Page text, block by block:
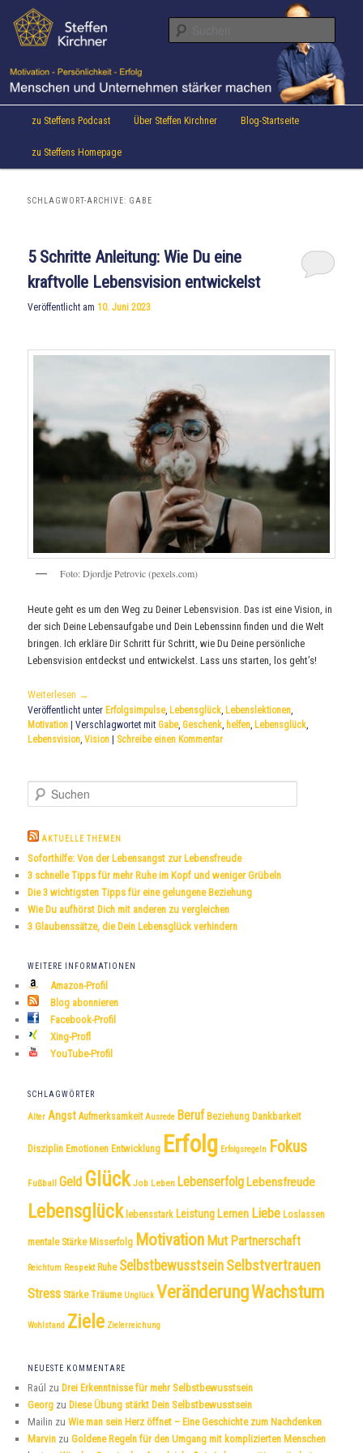
Inhalt
wechseln
sekundären
Inhalt
Steffen Kirchner Blog
Aktuelles von Speaker & Motivationstrainer Steffen Kirchner
Hauptmenü
zu Steffens Podcast Über Steffen Kirchner Blog-Startseite
zu Steffens Homepage
SCHLAGWORT-ARCHIVE: GABE
5 Schritte Anleitung: Wie Du eine
kraftvolle Lebensvision entwickelst
Veröffentlicht am10. Juni 2023
Foto: Djordje Petrovic (pexels.com)
Heute geht es um den Weg zu Deiner Lebensvision. Das ist eine Vision, in
der sich Deine Lebensaufgabe und Dein Lebenssinn finden und die Welt
bringen. Ich erkläre Dir Schritt für Schritt, wie Du Deine persönliche
Lebensvision entdeckst und entwickelst. Lass uns starten, los geht’s!
Weiterlesen →
Veröffentlicht unter Erfolgsimpulse, Lebensglück, Lebenslektionen,
Motivation
|Verschlagwortet mit Gabe,Geschenk, helfen, Lebensglück,
Lebensvision,Vision Schreibe einen Kommentar
u
h
n
AKTUELLE THEMEN
Soforthilfe: Von der Lebensangst zur Lebensfreude
3 schnelle Tipps für mehr Ruhe im Kopf und weniger Grübeln
Die 3 wichtigsten Tipps für eine gelungene Beziehung
Wie Du aufhörst Dich mit anderen zu vergleichen
3 Glaubenssätze, die Dein Lebensglück verhindern
WEITERE INFORMATIONEN
Amazon-Profil
Blog abonnieren
Facebook-Profil
Xing-Profl
YouTube-Profil
SCHLAGWÖRTER
Alter Angst Aufmerksamkeit Ausrede Beruf Beziehung Dankbarkeit
Disziplin Emotionen Entwicklung Erfolg Erfolgsregeln Fokus
Fußball Geld Glück Job Leben Lebenserfolg Lebensfreude
Lebensglück lebensstark Leistung Lernen Liebe Loslassen
mentale Stärke Misserfolg Motivation Mut Partnerschaft
Reichtum Respekt Ruhe Selbstbewusstsein Selbstvertrauen
Stress Stärke Träume Unglück VeränderungWachstum
Wohlstand Ziele Zielerreichung
NEUESTE KOMMENTARE
Raúl zu Drei Erkenntnisse für mehr Selbstbewusstsein
Georg zu Diese Übung stärkt Dein Selbstbewusstsein
Mailin zuWie man sein Herz öffnet – Eine Geschichte zum Nachdenken
Marvin zuGoldene Regeln für den Umgang mit komplizierten Menschen